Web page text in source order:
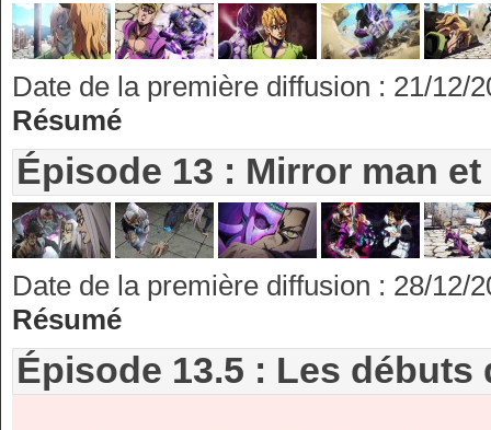
Date de la première diffusion : 21/12/
Résumé
Épisode 13 : Mirror man
Date de la première diffusion : 28/12/
Résumé
Épisode 13.5 : Les débuts